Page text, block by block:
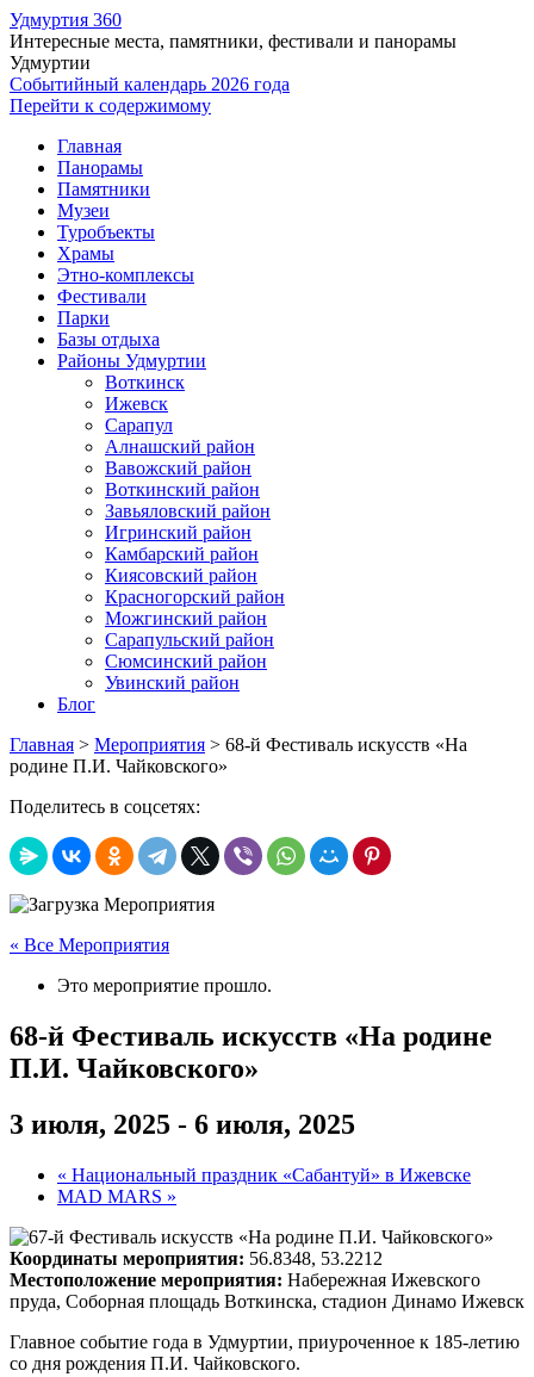
Удмуртия 360
Интересные места, памятники, фестивали и панорамы
Удмуртии
Событийный календарь 2026 года
Перейти к содержимому
Главная
Панорамы
Памятники
Музеи
Туробъекты
Храмы
Этно-комплексы
Фестивали
Парки
Базы отдыха
Районы Удмуртии
Воткинск
Ижевск
Сарапул
Алнашский район
Вавожский район
Воткинский район
Завьяловский район
Игринский район
Камбарский район
Киясовский район
Красногорский район
Можгинский район
Сарапульский район
Сюмсинский район
Увинский район
Блог
Главная > Мероприятия > 68-й Фестиваль искусств «На
родине П.И. Чайковского»
Поделитесь в соцсетях:
« Все Мероприятия
Это мероприятие прошло.
68-й Фестиваль искусств «На родине
П.И. Чайковского»
3 июля, 2025 - 6 июля, 2025
« Национальный праздник «Сабантуй» в Ижевске
MAD MARS »
Координаты мероприятия: 56.8348, 53.2212
Местоположение мероприятия: Набережная Ижевского
пруда, Соборная площадь Воткинска, стадион Динамо Ижевск
Главное событие года в Удмуртии, приуроченное к 185-летию
со дня рождения П.И. Чайковского.